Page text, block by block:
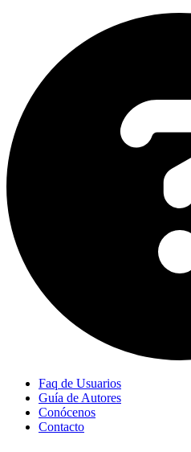
Faq de Usuarios
Guía de Autores
Conócenos
Contacto